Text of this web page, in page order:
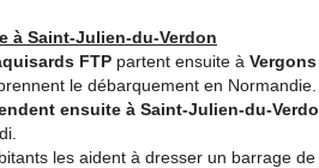
à Saint-Julien-du-Verdon
FTP partent ensuite à
le débarquement en Normandie.
ensuite à Saint-Julien-du-
les aident à dresser un barrage